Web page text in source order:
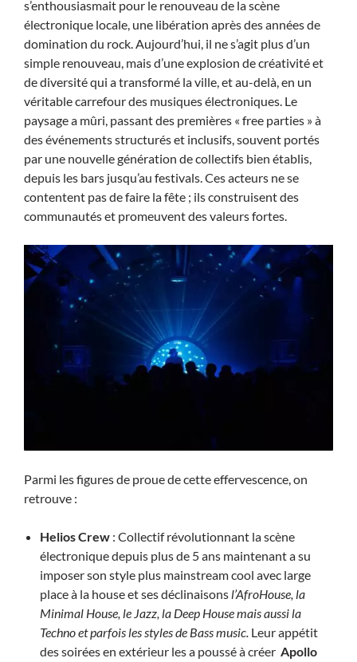
s’enthousiasmait pour le renouveau de la scène
électronique locale, une libération après des années de
domination du rock. Aujourd’hui, il ne s’agit plus d’un
simple renouveau, mais d’une explosion de créativité et
de diversité qui a transformé la ville, et au-delà, en un
véritable carrefour des musiques électroniques. Le
paysage a mûri, passant des premières « free parties » à
des événements structurés et inclusifs, souvent portés
par une nouvelle génération de collectifs bien établis,
depuis les bars jusqu’au festivals. Ces acteurs ne se
contentent pas de faire la fête ; ils construisent des
communautés et promeuvent des valeurs fortes.
Parmi les figures de proue de cette effervescence, on
retrouve :
Helios Crew : Collectif révolutionnant la scène
électronique depuis plus de 5 ans maintenant a su
imposer son style plus mainstream cool avec large
place à la house et ses déclinaisons l’AfroHouse, la
Minimal House, le Jazz, la Deep House mais aussi la
Techno et parfois les styles de Bass music. Leur appétit
des soirées en extérieur les a poussé à créer Apollo